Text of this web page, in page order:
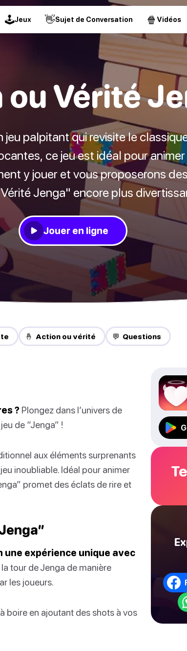
🕹Jeux 👋Sujet de Conversation 🍿 Vidéos
Vérité
palpitant qui revisite le
ce jeu est idéal pour
y jouer et vous proposerons
Jenga" encore plus
Jouer en ligne
🤞 Action ou vérité 💬 Questions
? Plongez dans l’univers de
de “Jenga” !
aux éléments surprenants
inoubliable. Idéal pour animer
promet des éclats de rire et
expérience unique avec
tour de Jenga de manière
les joueurs.
boire en ajoutant des shots à vos